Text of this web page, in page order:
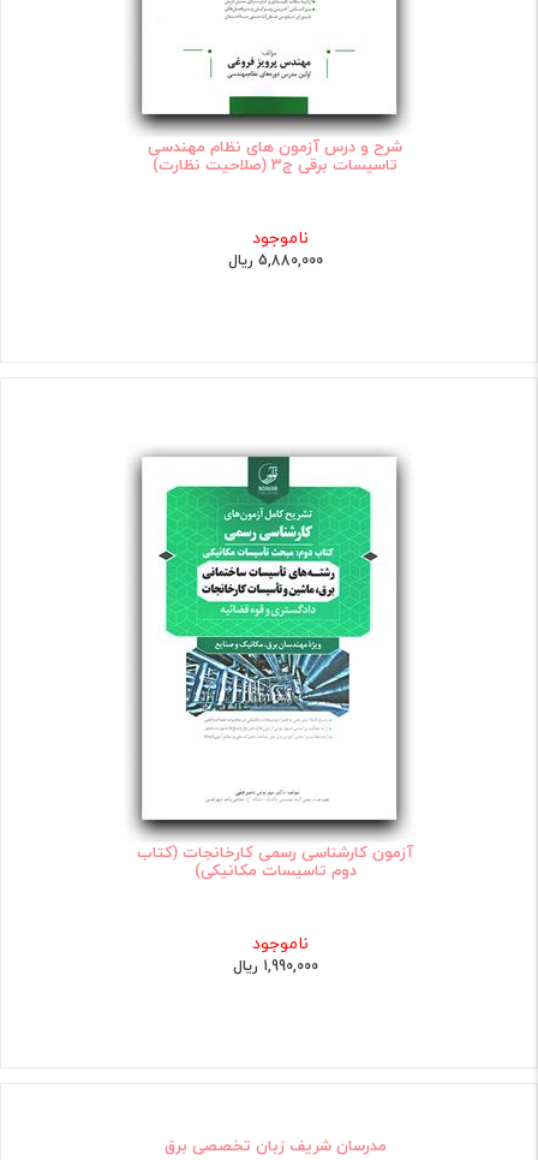
شرح و درس آزمون های نظام مهندسی
تاسیسات برقی ج3 (صلاحیت نظارت)
ناموجود
5,880,000 ریال
آزمون کارشناسی رسمی کارخانجات (کتاب
دوم تاسیسات مکانیکی)
ناموجود
1,990,000 ریال
مدرسان شریف زبان تخصصی برق